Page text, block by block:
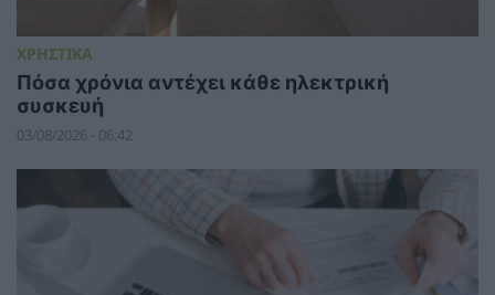
ΧΡΗΣΤΙΚΑ
Πόσα χρόνια αντέχει κάθε ηλεκτρική
συσκευή
03/08/2026 - 06:42